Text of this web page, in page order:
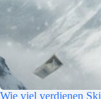
Wie viel verdienen